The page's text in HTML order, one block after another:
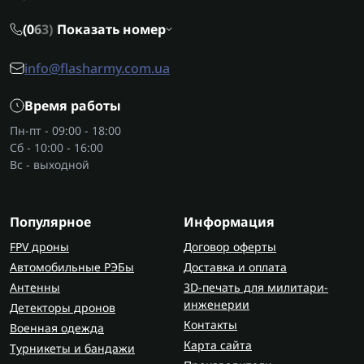
Существует несколько типов:
Мини-кофеварка
вариант, подходит для одного напитка.
Кофеварка туристическая
идеальна для тех, кто ценит автономность.
нескольких порций и требует нагрева.
тех, у кого есть доступ к зарядной станции,
генератору или автомобилю.
Большинство моделей сочетают удобство,
экономичность и универсальность, позволяя
насладиться качественным кофе даже вдали от
(063) Показать номер
info@flasharmy.com.ua
Время работы
Пн-пт - 09:00 - 18:00
Сб - 10:00 - 16:00
Вс - выходной
Популярное
FPV дроны
Автомобильные РЭБы
Антенны
Детекторы дронов
Военная одежда
Турникеты и бандажи
Информация
Договор оферты
Доставка и оплата
3D-печать для милитари-
инженерии
Контакты
Карта сайта